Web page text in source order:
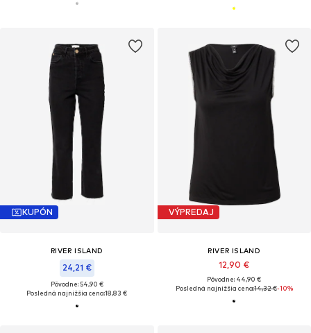
KUPÓN
RIVER ISLAND
24,21 €
Pôvodne: 54,90 €
Posledná najnižšia cena:18,83 €
VÝPREDAJ
RIVER ISLAND
12,90 €
Pôvodne: 44,90 €
Posledná najnižšia cena:14,32 €-10%